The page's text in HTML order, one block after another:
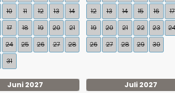
10 11 12 13
14
17 18 19 20
21
24 25 26 27
28
31
12
13 14 15 16 17
19
20 21 22 23
26
27 28 29 30
Juni 2027
Juli 2027